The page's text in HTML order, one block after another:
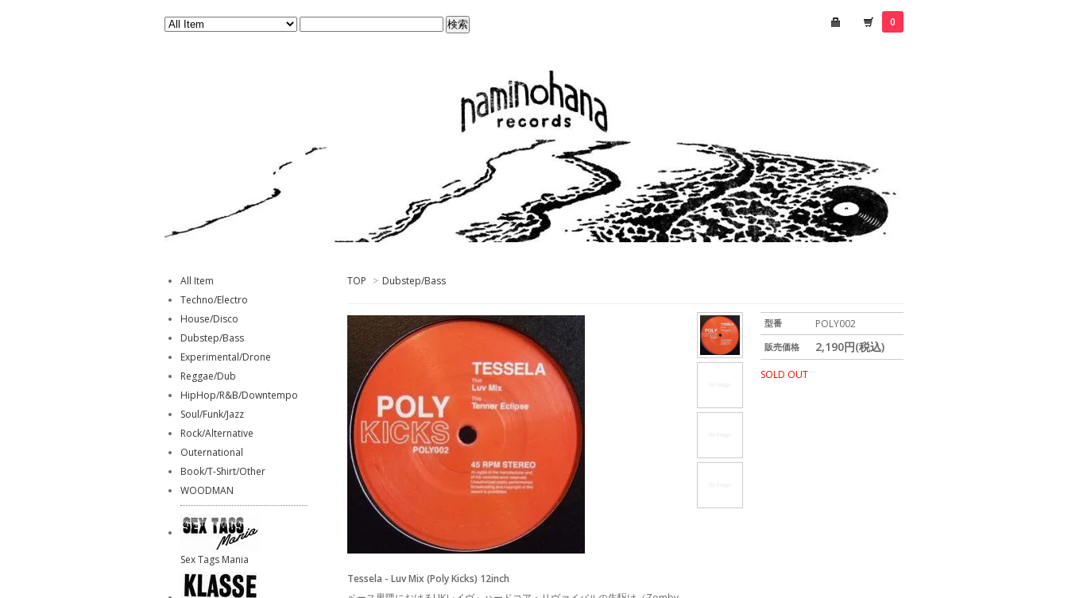
0
TOP > Dubstep/Bass
型番 POLY002
販売価格 2,190円(税込)
SOLD OUT
Tessela - Luv Mix (Poly Kicks) 12inch
All Item
Techno/Electro
House/Disco
Dubstep/Bass
Experimental/Drone
Reggae/Dub
HipHop/R&B/Downtempo
Soul/Funk/Jazz
Rock/Alternative
Outernational
Book/T-Shirt/Other
WOODMAN
Sex Tags Mania